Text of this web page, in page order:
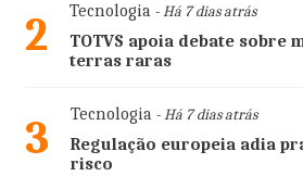
2 Tecnologia- Há 7 dias atrás
TOTVS apoia debate sobre
terras raras
3 Tecnologia- Há 7 dias atrás
Regulação europeia adia
risco